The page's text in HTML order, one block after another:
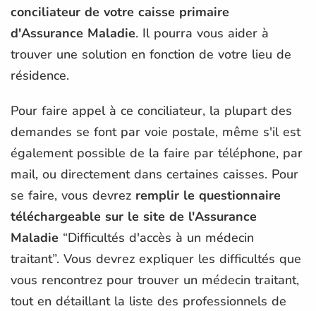
conciliateur de votre caisse primaire
d'Assurance Maladie. Il pourra vous aider à
trouver une solution en fonction de votre lieu de
résidence.
Pour faire appel à ce conciliateur, la plupart des
demandes se font par voie postale, même s'il est
également possible de la faire par téléphone, par
mail, ou directement dans certaines caisses. Pour
se faire, vous devrez remplir le questionnaire
téléchargeable sur le site de l'Assurance
Maladie “Difficultés d'accès à un médecin
traitant”. Vous devrez expliquer les difficultés que
vous rencontrez pour trouver un médecin traitant,
tout en détaillant la liste des professionnels de